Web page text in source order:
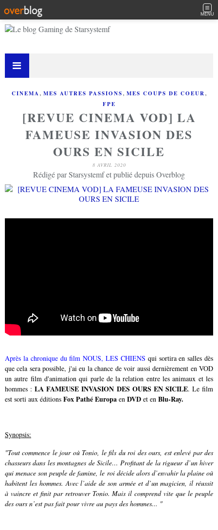
MENU
CINEMA, MES AUTRES PASSIONS, MES COUPS DE COEUR,
FPE
[REVUE CINEMA VOD] LA
FAMEUSE INVASION DES
OURS EN SICILE
8 AVRIL 2020
Rédigé par Starsystemf et publié depuis Overblog
Après la chronique du film NOUS, LES CHIENS qui sortira en salles dès
que cela sera possible, j'ai eu la chance de voir aussi dernièrement en VOD
un autre film d'animation qui parle de la relation entre les animaux et les
hommes :LA FAMEUSE INVASION DES OURS EN SICILE. Le film
est sorti aux éditions Fox Pathé Europa en DVD et en Blu-Ray.
Synopsis:
"Tout commence le jour où Tonio, le fils du roi des ours, est enlevé par des
chasseurs dans les montagnes de Sicile… Profitant de la rigueur d’un hiver
qui menace son peuple de famine, le roi décide alors d’envahir la plaine où
habitent les hommes. Avec l’aide de son armée et d’un magicien, il réussit
à vaincre et finit par retrouver Tonio. Mais il comprend vite que le peuple
des ours n’est pas fait pour vivre au pays des hommes... "